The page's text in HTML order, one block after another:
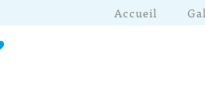
Accueil